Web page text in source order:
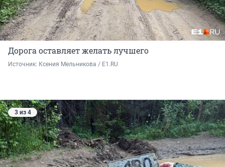
Дорога оставляет желать лучшего
Источник: Ксения Мельникова / E1.RU
3 из 4